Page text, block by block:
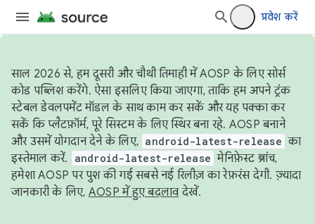
प्रवेश करें
साल 2026 से, हम दूसरी और चौथी तिमाही में AOSP के लिए सोर्स
कोड पब्लिश करेंगे. ऐसा इसलिए किया जाएगा, ताकि हम अपने ट्रंक
स्टेबल डेवलपमेंट मॉडल के साथ काम कर सकें और यह पक्का कर
सकें कि प्लैटफ़ॉर्म, पूरे सिस्टम के लिए स्थिर बना रहे. AOSP बनाने
और उसमें योगदान देने के लिए, android-latest-release का
इस्तेमाल करें.
android-latest-release मेनिफ़ेस्ट ब्रांच,
हमेशा AOSP पर पुश की गई सबसे नई रिलीज़ का रेफ़रंस देगी. ज़्यादा
जानकारी के लिए, AOSP में हुए बदलावदेखें.